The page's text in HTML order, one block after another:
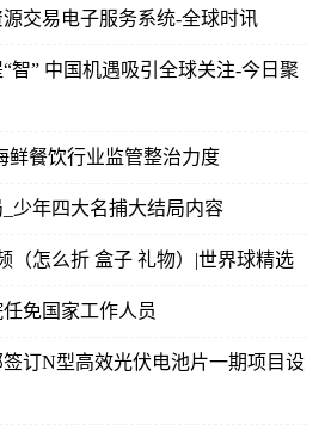
交易电子服务系统-全球时讯
智” 中国机遇吸引全球关注-今日聚
鲜餐饮行业监管整治力度
少年四大名捕大结局内容
（怎么折 盒子 礼物）|世界球精选
免国家工作人员
订N型高效光伏电池片一期项目设